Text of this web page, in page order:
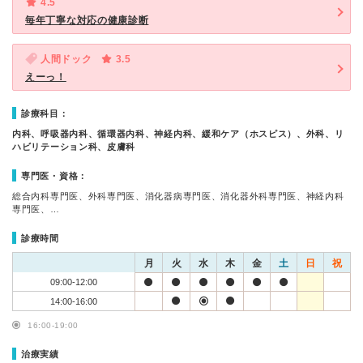
4.5
毎年丁寧な対応の健康診断
人間ドック
3.5
えーっ！
診療科目：
内科、呼吸器内科、循環器内科、神経内科、緩和ケア（ホスピス）、外科、リ
ハビリテーション科、皮膚科
専門医・資格：
総合内科専門医、外科専門医、消化器病専門医、消化器外科専門医、神経内科
専門医、…
診療時間
月 火 水 木 金 土 日 祝
09:00-12:00
14:00-16:00
16:00-19:00
治療実績